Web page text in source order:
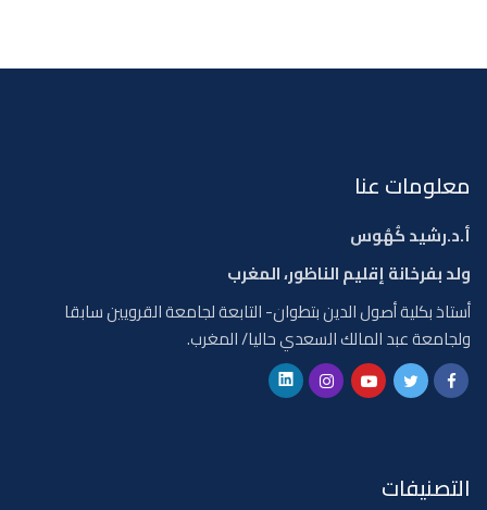
معلومات عنا
أ.د.رشيد كُهُوس
ولد بفرخانة إقليم الناظور، المغرب
أستاذ بكلية أصول الدين بتطوان- التابعة لجامعة القرويين سابقا
ولجامعة عبد المالك السعدي حاليا/ المغرب.
التصنيفات